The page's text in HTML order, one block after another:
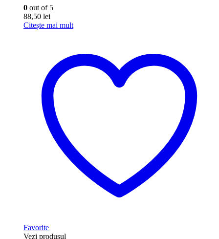
0 out of 5
88,50 lei
Citește mai mult
Favorite
Vezi produsul